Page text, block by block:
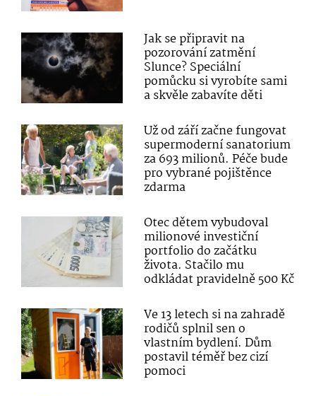
Jak se připravit na
pozorování zatmění
Slunce? Speciální
pomůcku si vyrobíte sami
a skvěle zabavíte děti
Už od září začne fungovat
supermoderní sanatorium
za 693 milionů. Péče bude
pro vybrané pojištěnce
zdarma
Otec dětem vybudoval
milionové investiční
portfolio do začátku
života. Stačilo mu
odkládat pravidelně 500 Kč
Ve 13 letech si na zahradě
rodičů splnil sen o
vlastním bydlení. Dům
postavil téměř bez cizí
pomoci